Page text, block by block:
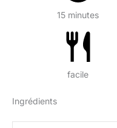
15 minutes
facile
Ingrédients